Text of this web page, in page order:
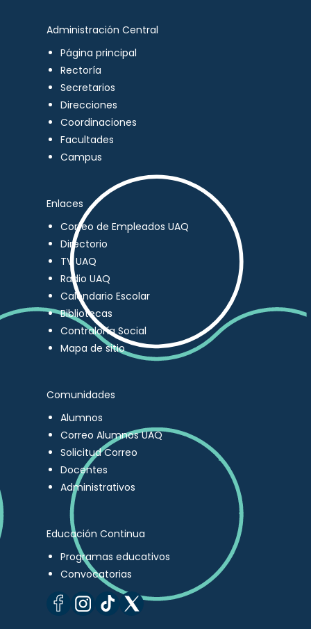
Administración Central
Página principal
Rectoría
Secretarios
Direcciones
Coordinaciones
Facultades
Campus
Enlaces
Correo de Empleados UAQ
Directorio
TV UAQ
Radio UAQ
Calendario Escolar
Bibliotecas
Contraloría Social
Mapa de sitio
Comunidades
Alumnos
Correo Alumnos UAQ
Solicitud Correo
Docentes
Administrativos
Educación Continua
Programas educativos
Convocatorias